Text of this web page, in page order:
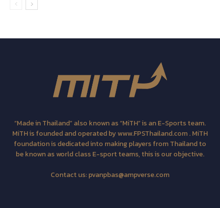
“Made in Thailand” also known as “MiTH” is an E-Sports team.
MiTH is founded and operated by www.FPSThailand.com . MiTH
foundation is dedicated into making players from Thailand to
be known as world class E-sport teams, this is our objective.
Contact us:pvanpbas@ampverse.com